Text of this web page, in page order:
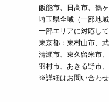
飯能市、日高市、鶴
埼玉県全域（一部地
一部エリアに対応して
東京都：東村山市、
清瀬市、東久留米市
羽村市、あきる野市
※詳細はお問い合わせ